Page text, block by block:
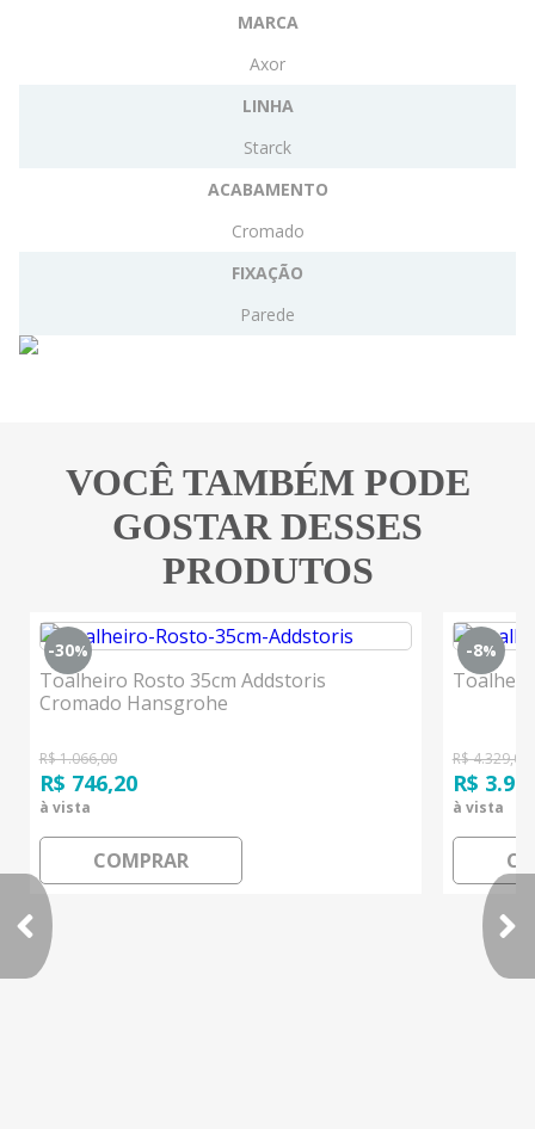
MARCA
Axor
LINHA
Starck
ACABAMENTO
Cromado
FIXAÇÃO
Parede
VOCÊ TAMBÉM PODE
GOSTAR DESSES
PRODUTOS
-30%
Toalheiro Rosto 35cm Addstoris
Cromado Hansgrohe
R$ 1.066,00
R$ 746,20
à vista
COMPRAR
-8%
R$ 4.329,00
R$
à vista